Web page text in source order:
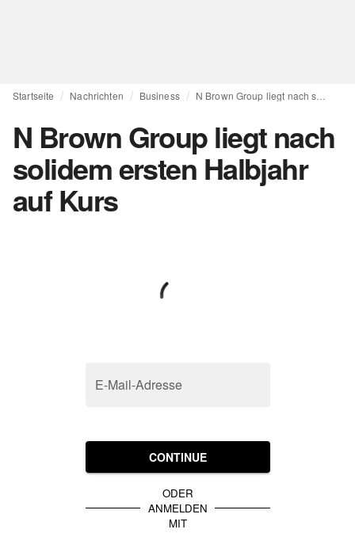
Startseite Nachrichten Business
N Brown Group liegt nach
solidem ersten Halbjahr
auf Kurs
E-Mail-Adresse
CONTINUE
ODER
ANMELDEN
MIT